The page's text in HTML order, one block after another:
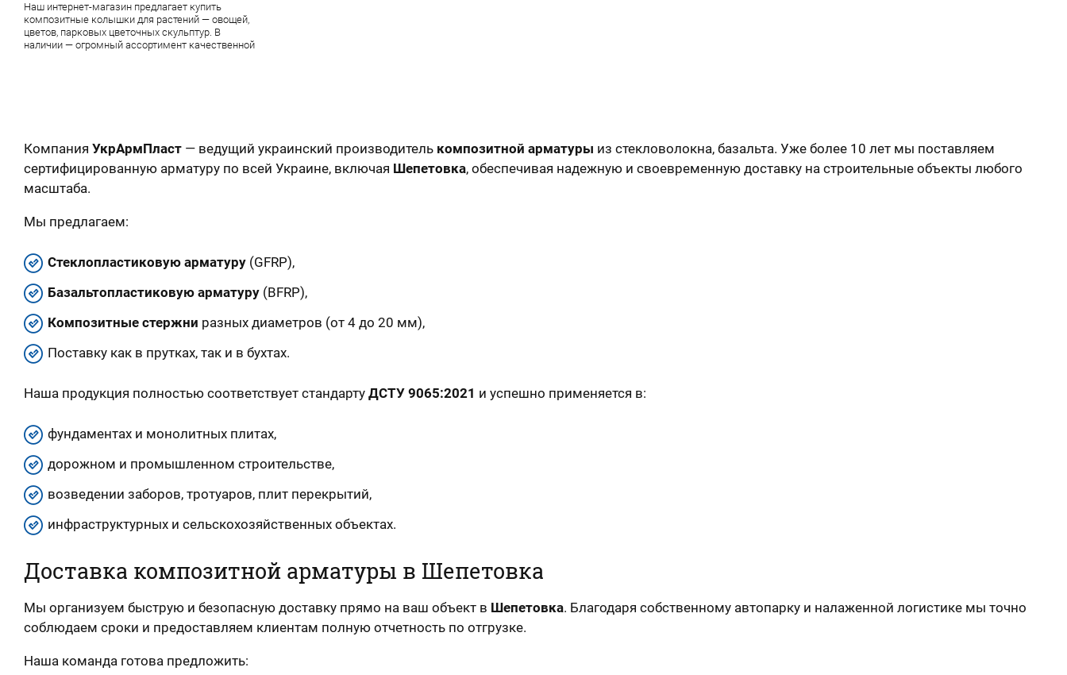
Наш интернет-магазин предлагает купить
композитные колышки для растений — овощей,
цветов, парковых цветочных скульптур. В
наличии — огромный ассортимент качественной
Компания УкрАрмПласт — ведущий украинский производитель композитной арматуры из стекловолокна, базальта. Уже более 10 лет мы поставляем
сертифицированную арматуру по всей Украине, включая Шепетовка, обеспечивая надежную и своевременную доставку на строительные объекты любого
масштаба.
Мы предлагаем:
Стеклопластиковую арматуру (GFRP),
Базальтопластиковую арматуру (BFRP),
Композитные стержни разных диаметров (от 4 до 20 мм),
Поставку как в прутках, так и в бухтах.
Наша продукция полностью соответствует стандарту ДСТУ 9065:2021 и успешно применяется в:
фундаментах и монолитных плитах,
дорожном и промышленном строительстве,
возведении заборов, тротуаров, плит перекрытий,
инфраструктурных и сельскохозяйственных объектах.
Доставка композитной арматуры в Шепетовка
Мы организуем быструю и безопасную доставку прямо на ваш объект в Шепетовка. Благодаря собственному автопарку и налаженной логистике мы точно
соблюдаем сроки и предоставляем клиентам полную отчетность по отгрузке.
Наша команда готова предложить: